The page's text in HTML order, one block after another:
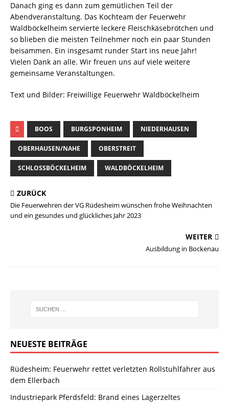
Danach ging es dann zum gemütlichen Teil der
Abendveranstaltung. Das Kochteam der Feuerwehr
Waldböckelheim servierte leckere Fleischkäsebrötchen und
so blieben die meisten Teilnehmer noch ein paar Stunden
beisammen. Ein insgesamt runder Start ins neue Jahr!
Vielen Dank an alle. Wir freuen uns auf viele weitere
gemeinsame Veranstaltungen.
Text und Bilder: Freiwillige Feuerwehr Waldböckelheim
BOOS BURGSPONHEIM NIEDERHAUSEN
OBERHAUSEN/NAHE OBERSTREIT
SCHLOSSBÖCKELHEIM WALDBÖCKELHEIM
ZURÜCK
Die Feuerwehren der VG Rüdesheim wünschen frohe Weihnachten
und ein gesundes und glückliches Jahr 2023
WEITER
Ausbildung in Bockenau
NEUESTE BEITRÄGE
Rüdesheim: Feuerwehr rettet verletzten Rollstuhlfahrer aus
dem Ellerbach
Industriepark Pferdsfeld: Brand eines Lagerzeltes